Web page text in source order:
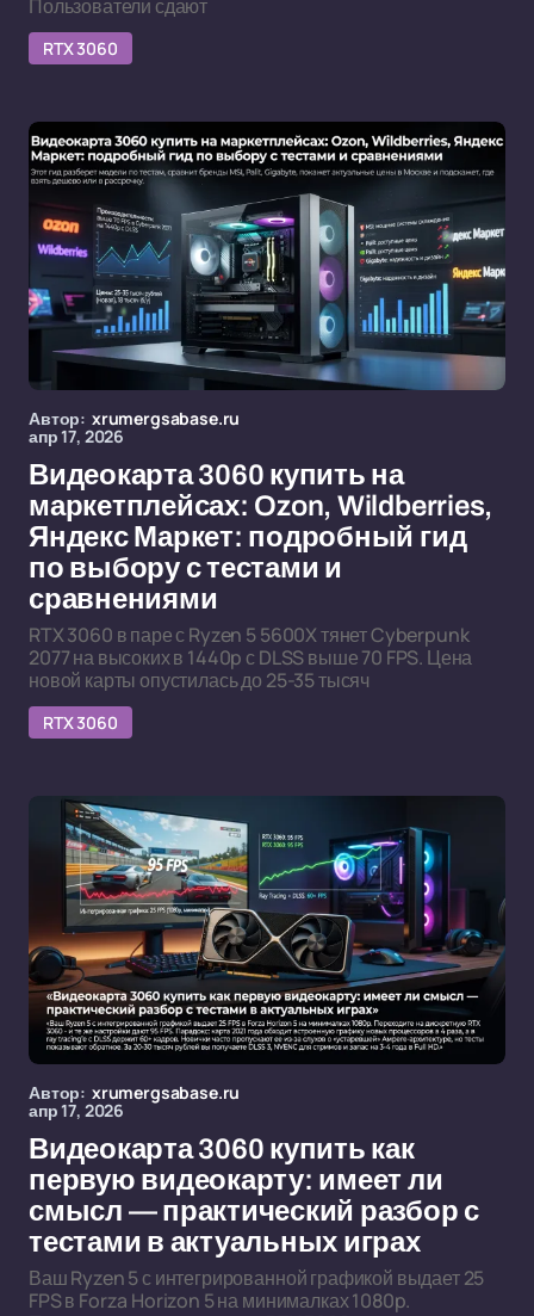
Пользователи сдают
RTX 3060
Автор: xrumergsabase.ru
апр 17, 2026
Видеокарта 3060 купить на
маркетплейсах: Ozon, Wildberries,
Яндекс Маркет: подробный гид
по выбору с тестами и
сравнениями
RTX 3060 в паре с Ryzen 5 5600X тянет Cyberpunk
2077 на высоких в 1440p с DLSS выше 70 FPS. Цена
новой карты опустилась до 25-35 тысяч
RTX 3060
Автор: xrumergsabase.ru
апр 17, 2026
Видеокарта 3060 купить как
первую видеокарту: имеет ли
смысл — практический разбор с
тестами в актуальных играх
Ваш Ryzen 5 с интегрированной графикой выдает 25
FPS в Forza Horizon 5 на минималках 1080p.